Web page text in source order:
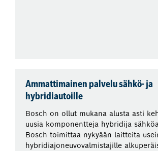
Ammattimainen palvelu sähkö- ja
hybridiautoille
Bosch on ollut mukana alusta asti
uusia komponentteja hybridija
Bosch toimittaa nykyään laitteita
hybridiajoneuvovalmistajille